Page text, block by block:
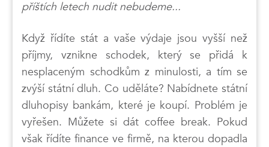
příštích letech nudit nebudeme...
Když řídíte stát a vaše výdaje jsou vyšší než
příjmy, vznikne schodek, který se přidá k
nesplaceným schodkům z minulosti, a tím se
zvýší státní dluh. Co uděláte? Nabídnete státní
dluhopisy bankám, které je koupí. Problém je
vyřešen. Můžete si dát coffee break. Pokud
však řídíte finance ve firmě, na kterou dopadla